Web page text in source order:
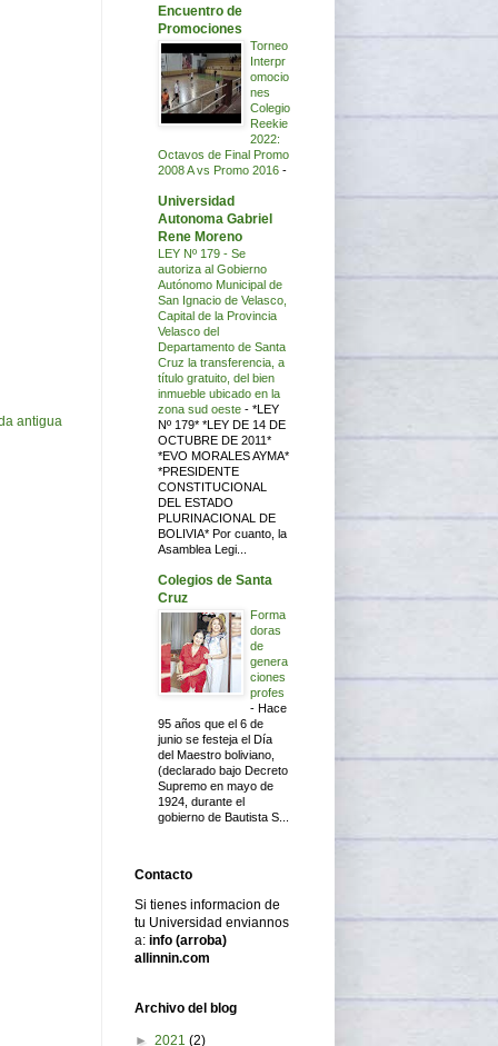
antigua
Encuentro de
Promociones
Torneo
Interpr
omocio
nes
Colegio
Reekie
2022:
Octavos de Final Promo
2008 A vs Promo 2016 -
Universidad
Autonoma Gabriel
Rene Moreno
LEY Nº 179 - Se
autoriza al Gobierno
Autónomo Municipal de
San Ignacio de Velasco,
Capital de la Provincia
Velasco del
Departamento de Santa
Cruz la transferencia, a
título gratuito, del bien
inmueble ubicado en la
zona sud oeste - *LEY
Nº 179* *LEY DE 14 DE
OCTUBRE DE 2011*
*EVO MORALES AYMA*
*PRESIDENTE
CONSTITUCIONAL
DEL ESTADO
PLURINACIONAL DE
BOLIVIA* Por cuanto, la
Asamblea Legi...
Colegios de Santa
Cruz
Forma
doras
de
genera
ciones
profes
- Hace
95 años que el 6 de
junio se festeja el Día
del Maestro boliviano,
(declarado bajo Decreto
Supremo en mayo de
1924, durante el
gobierno de Bautista S...
Contacto
Si tienes informacion de
tu Universidad enviannos
a: info (arroba)
allinnin.com
Archivo del blog
► 2021 (2)